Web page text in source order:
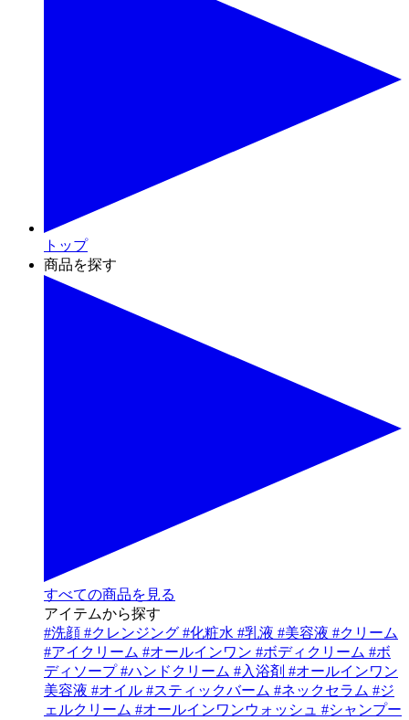
トップ
商品を探す
すべての商品を見る
アイテムから探す
#洗顔 #クレンジング #化粧水 #乳液 #美容液 #クリーム
#アイクリーム #オールインワン #ボディクリーム #ボ
ディソープ#ハンドクリーム #入浴剤 #オールインワン
美容液 #オイル #スティックバーム #ネックセラム #ジ
ェルクリーム #オールインワンウォッシュ #シャンプー